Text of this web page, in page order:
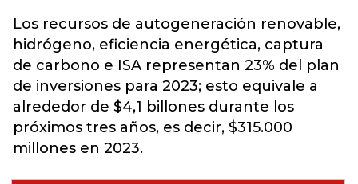
Los recursos de autogeneración renovable,
hidrógeno, eficiencia energética, captura
de carbono e ISA representan 23% del plan
de inversiones para 2023; esto equivale a
alrededor de $4,1 billones durante los
próximos tres años, es decir, $315.000
millones en 2023.